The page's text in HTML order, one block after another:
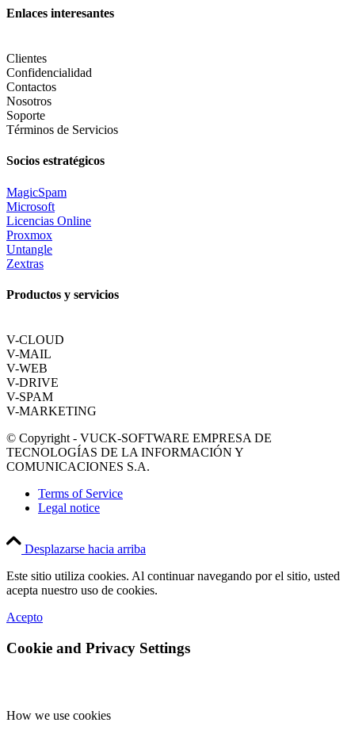
Enlaces interesantes
Clientes
Confidencialidad
Contactos
Nosotros
Soporte
Términos de Servicios
Socios estratégicos
MagicSpam
Microsoft
Licencias Online
Proxmox
Untangle
Zextras
Productos y servicios
V-CLOUD
V-MAIL
V-WEB
V-DRIVE
V-SPAM
V-MARKETING
© Copyright - VUCK-SOFTWARE EMPRESA DE
TECNOLOGÍAS DE LA INFORMACIÓN Y
COMUNICACIONES S.A.
Terms of Service
Legal notice
Desplazarse hacia arriba
Este sitio utiliza cookies. Al continuar navegando por el sitio, usted
acepta nuestro uso de cookies.
Acepto
Cookie and Privacy Settings
How we use cookies